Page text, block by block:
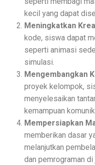
kecil yang dapat
Meningkatkan
kode, siswa dapat
seperti animasi
simulasi.
Mengembangkan
proyek kelompok,
menyelesaikan
kemampuan
Mempersiapkan
memberikan dasar
melanjutkan
dan pemrograman di